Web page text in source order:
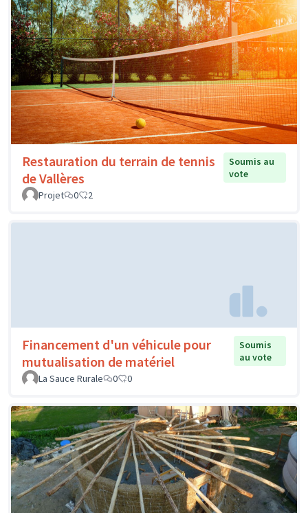
Restauration du terrain de tennis
de Vallères
Soumis au
vote
Projet
0 2
Financement d'un véhicule pour
mutualisation de matériel
Soumis
au vote
La Sauce Rurale
0 0